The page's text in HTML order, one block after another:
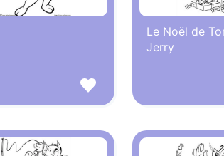
Le Noël de
Jerry